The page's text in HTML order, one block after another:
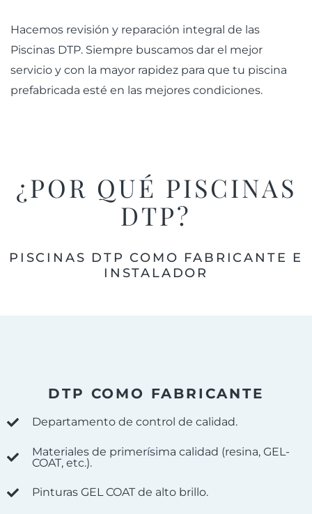
Hacemos revisión y reparación integral de las
Piscinas DTP. Siempre buscamos dar el mejor
servicio y con la mayor rapidez para que tu piscina
prefabricada esté en las mejores condiciones.
¿POR QUÉ PISCINAS
DTP?
PISCINAS DTP COMO FABRICANTE E
INSTALADOR
DTP COMO FABRICANTE
Departamento de control de calidad.
Materiales de primerísima calidad (resina, GEL-
COAT, etc.).
Pinturas GEL COAT de alto brillo.